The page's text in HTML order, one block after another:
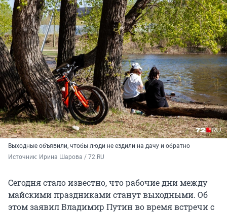
Выходные объявили, чтобы люди не ездили на дачу и обратно
Источник: Ирина Шарова / 72.RU
Сегодня стало известно, что рабочие дни между
майскими праздниками станут выходными. Об
этом заявил Владимир Путин во время встречи с